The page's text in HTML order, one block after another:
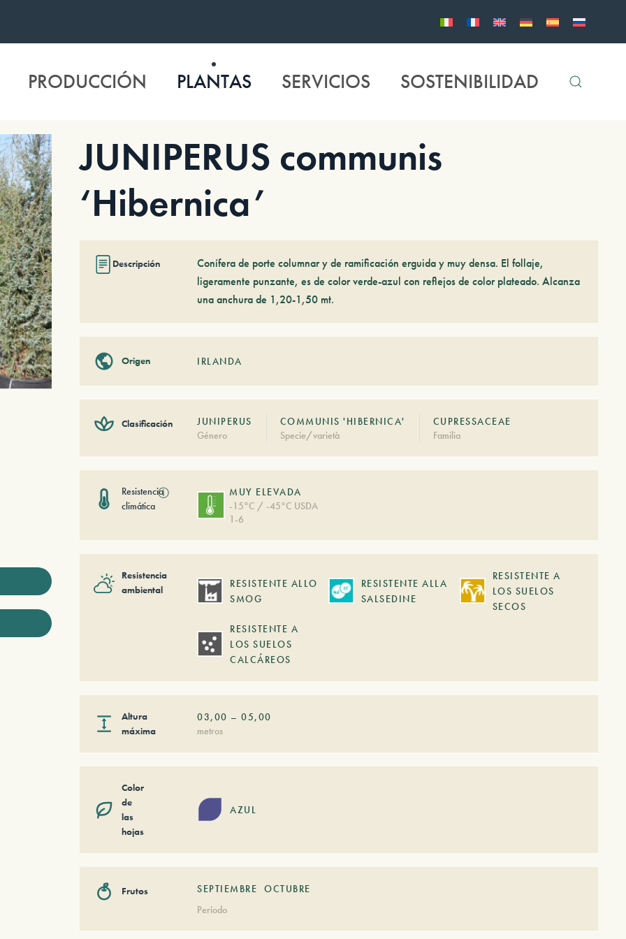
PRODUCCIÓN PLANTAS SERVICIOS SOSTENIBILIDAD
JUNIPERUS communis
‘Hibernica’
Descripción
Conífera de porte columnar y de ramificación erguida y muy densa. El follaje,
ligeramente punzante, es de color verde-azul con reflejos de color plateado. Alcanza
una anchura de 1,20-1,50 mt.
Origen IRLANDA
Clasificación
JUNIPERUS
Género
COMMUNIS 'HIBERNICA'
Specie/varietà
CUPRESSACEAE
Familia
Resistencia
climática
ⓘ
MUY ELEVADA
-15°C / -45°C USDA
1-6
Resistencia
ambiental
RESISTENTE ALLO
SMOG
RESISTENTE ALLA
SALSEDINE
RESISTENTE A
LOS SUELOS
SECOS
RESISTENTE A
LOS SUELOS
CALCÁREOS
Altura
máxima
03,00 –05,00
metros
Color
de
las
hojas
AZUL
Frutos SEPTIEMBRE
OCTUBRE
Período